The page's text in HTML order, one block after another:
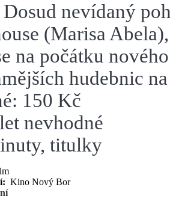
nevídaný
(Marisa
na počátku
hudebnic
150 Kč
nevhodné
titulky
Kino Nový Bor